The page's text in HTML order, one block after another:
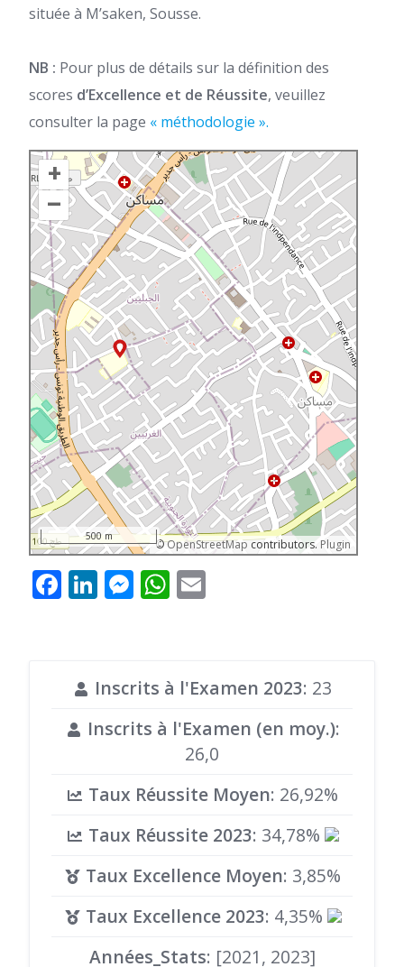
située à M’saken, Sousse.
NB : Pour plus de détails sur la définition des
scores d’Excellence et de Réussite, veuillez
consulter la page « méthodologie ».
+
–
©OpenStreetMapcontributors. Plugin
500 m
Facebook
LinkedIn
Messenger
WhatsApp
Inscrits à l'Examen 2023: 23
Inscrits à l'Examen (en moy.):
26,0
Taux Réussite Moyen: 26,92%
Taux Réussite 2023: 34,78%
Taux Excellence Moyen: 3,85%
Taux Excellence 2023: 4,35%
Années_Stats: [2021, 2023]